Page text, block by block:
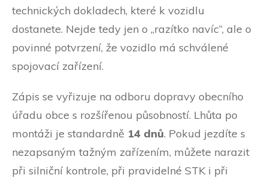
technických dokladech, které k vozidlu
dostanete. Nejde tedy jen o „razítko navíc“, ale o
povinné potvrzení, že vozidlo má schválené
spojovací zařízení.
Zápis se vyřizuje na odboru dopravy obecního
úřadu obce s rozšířenou působností. Lhůta po
montáži je standardně 14 dnů. Pokud jezdíte s
nezapsaným tažným zařízením, můžete narazit
při silniční kontrole, při pravidelné STK i při